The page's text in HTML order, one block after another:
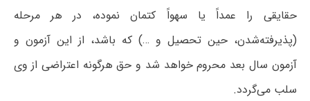
حقایقی را عمداً یا سهواً کتمان‌ نموده‌، در هر مرحله
‌(پذیرفته‌شدن‌، حین‌ تحصیل‌ ‌و …) که باشد، از این آزمون‌ و
آزمون‌ سال‌ بعد محروم‌ خواهد شد و حق هرگونه اعتراضی از وی
سلب می‌گردد.